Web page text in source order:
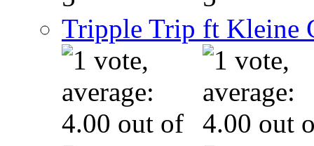
Tripple Trip ft Kleine